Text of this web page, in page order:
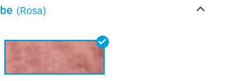
(Rosa)